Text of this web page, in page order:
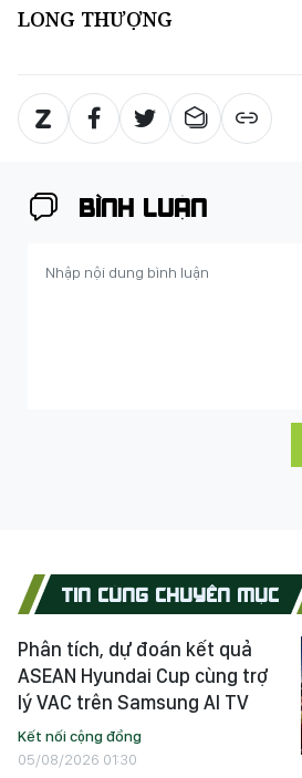
LONG THƯỢNG
BÌNH LUẬN
TIN CÙNG CHUYÊN MỤC
Phân tích, dự đoán kết quả
ASEAN Hyundai Cup cùng trợ
lý VAC trên Samsung AI TV
Kết nối cộng đồng
05/08/2026 01:30